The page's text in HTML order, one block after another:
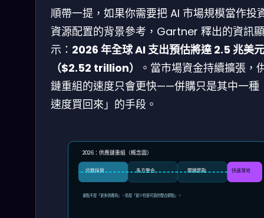
順帶一提，如果你需要把 AI 市場規模當作投
資源配置的背景參考，Gartner 釋出的資訊顯
示： 2026 年全球 AI 支出預估將達 2.5 兆美元
（$2.52 trillion）
。當市場資金持續擴張，
鏈重組的速度只會更快——併購只是其中一種
速度買回來」的手段。
2026：供應鏈重組（概念圖）
分散採買 多方整合 關鍵節點 快速落地
重點不是「更多供應商」，而是「更少但更可靠的整合節點」。